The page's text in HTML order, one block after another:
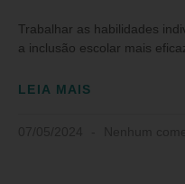
Trabalhar as habilidades
a inclusão escolar mais
LEIA MAIS